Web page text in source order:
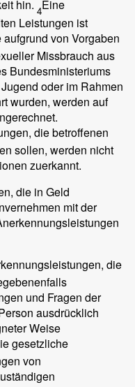
hin. 4Eine
Leistungen ist
von Vorgaben
Missbrauch aus
Bundesministeriums
oder im Rahmen
wurden, werden auf
die betroffenen
sollen, werden nicht
zuerkannt.
die in Geld
mit der
die
und Fragen der
ausdrücklich
Weise
gesetzliche
von